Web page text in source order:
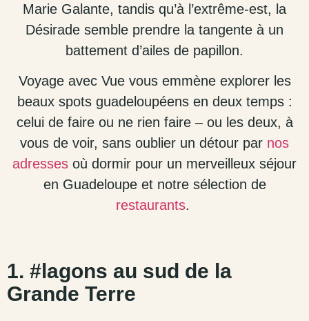
Marie Galante, tandis qu’à l’extrême-est, la
Désirade semble prendre la tangente à un
battement d’ailes de papillon.
Voyage avec Vue vous emmène explorer les
beaux spotsguadeloupéens en deux temps :
celui de faire ou ne rien faire – ou les deux, à
vous de voir, sans oublier un détour par nos
adresses où dormir pour un merveilleux séjour
en Guadeloupe et notre sélection de
restaurants.
1. #lagons au sud de la
Grande Terre